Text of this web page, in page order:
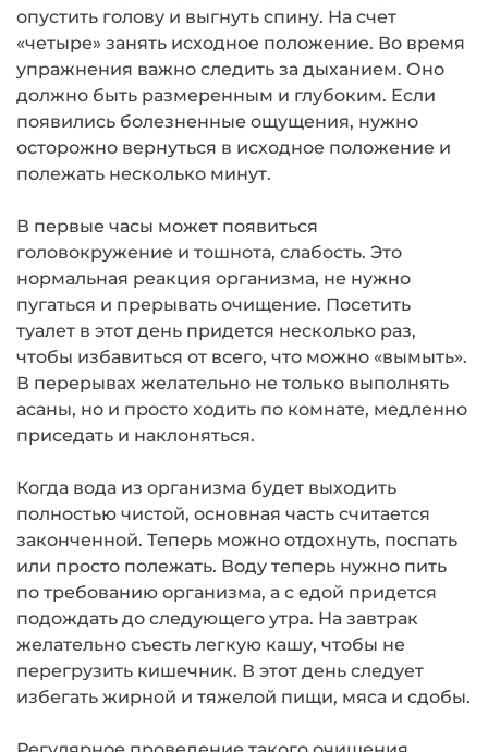
опустить голову и выгнуть спину. На счет
«четыре» занять исходное положение. Во время
упражнения важно следить за дыханием. Оно
должно быть размеренным и глубоким. Если
появились болезненные ощущения, нужно
осторожно вернуться в исходное положение и
полежать несколько минут.
В первые часы может появиться
головокружение и тошнота, слабость. Это
нормальная реакция организма, не нужно
пугаться и прерывать очищение. Посетить
туалет в этот день придется несколько раз,
чтобы избавиться от всего, что можно «вымыть».
В перерывах желательно не только выполнять
асаны, но и просто ходить по комнате, медленно
приседать и наклоняться.
Когда вода из организма будет выходить
полностью чистой, основная часть считается
законченной. Теперь можно отдохнуть, поспать
или просто полежать. Воду теперь нужно пить
по требованию организма, а с едой придется
подождать до следующего утра. На завтрак
желательно съесть легкую кашу, чтобы не
перегрузить кишечник. В этот день следует
избегать жирной и тяжелой пищи, мяса и сдобы.